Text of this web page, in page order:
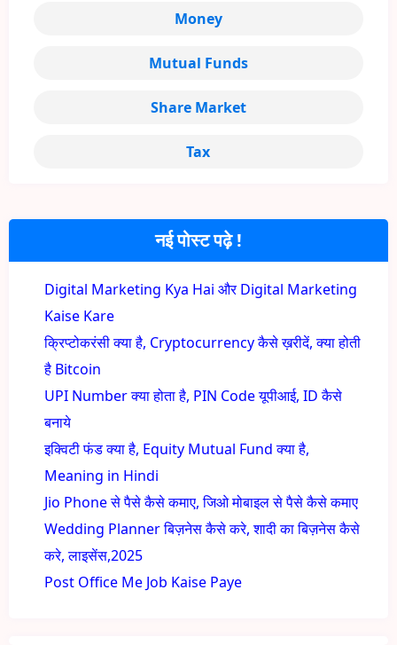
नई पोस्ट पढ़े !
Digital Marketing Kya Hai और Digital Marketing
Kaise Kare
क्रिप्टोकरंसी क्या है, Cryptocurrency कैसे ख़रीदें, क्या होती
है Bitcoin
UPI Number क्या होता है, PIN Code यूपीआई, ID कैसे
बनाये
इक्विटी फंड क्या है, Equity Mutual Fund क्या है,
Meaning in Hindi
Jio Phone से पैसे कैसे कमाए, जिओ मोबाइल से पैसे कैसे कमाए
Wedding Planner बिज़नेस कैसे करे, शादी का बिज़नेस कैसे
करे, लाइसेंस,2025
Post Office Me Job Kaise Paye
Money
Mutual Funds
Share Market
Tax